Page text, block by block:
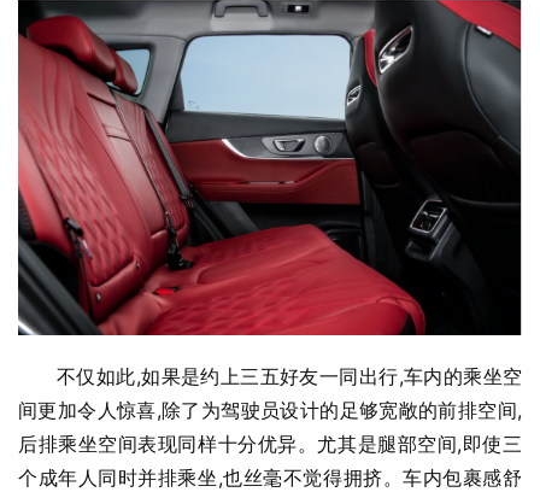
不仅如此,如果是约上三五好友一同出行,车内的乘坐空
间更加令人惊喜,除了为驾驶员设计的足够宽敞的前排空间,
后排乘坐空间表现同样十分优异。尤其是腿部空间,即使三
个成年人同时并排乘坐,也丝毫不觉得拥挤。车内包裹感舒